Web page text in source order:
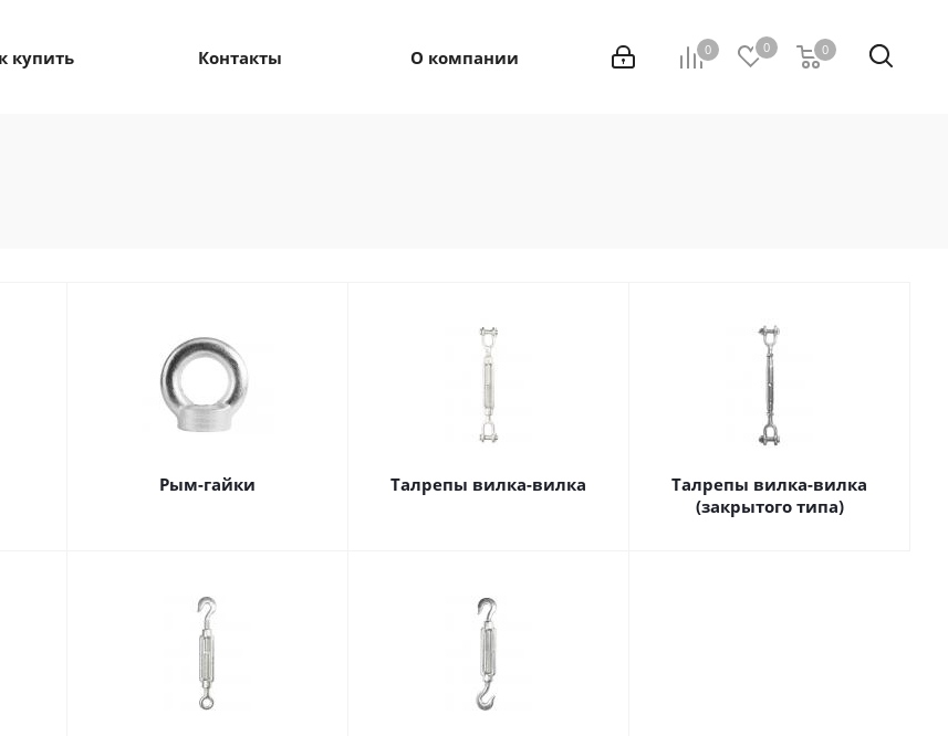
0 0 0
0
купить Контакты О компании
Рым-гайки Талрепы вилка-вилка
Талрепы вилка-вилка
(закрытого типа)